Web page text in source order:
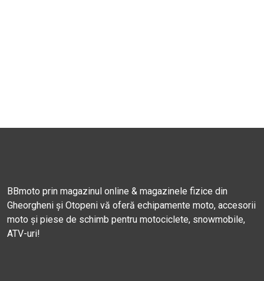
BBmoto prin magazinul online & magazinele fizice din
Gheorgheni și Otopeni vă oferă echipamente moto, accesorii
moto și piese de schimb pentru motociclete, snowmobile,
ATV-uri!